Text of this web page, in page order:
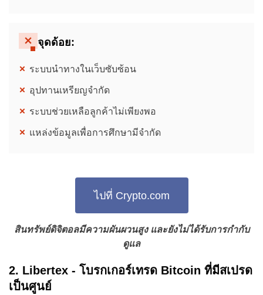
จุดด้อย:
ระบบนำทางในเว็บซับซ้อน
อุปทานเหรียญจำกัด
ระบบช่วยเหลือลูกค้าไม่เพียงพอ
แหล่งข้อมูลเพื่อการศึกษามีจำกัด
ไปที่ Crypto.com
สินทรัพย์ดิจิตอลมีความผันผวนสูง และยังไม่ได้รับการกำกับ
ดูแล
2. Libertex - โบรกเกอร์เทรด Bitcoin ที่มีสเปรด
เป็นศูนย์